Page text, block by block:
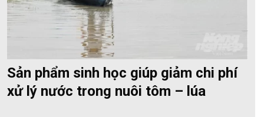
Sản phẩm sinh học giúp giảm chi phí
xử lý nước trong nuôi tôm – lúa